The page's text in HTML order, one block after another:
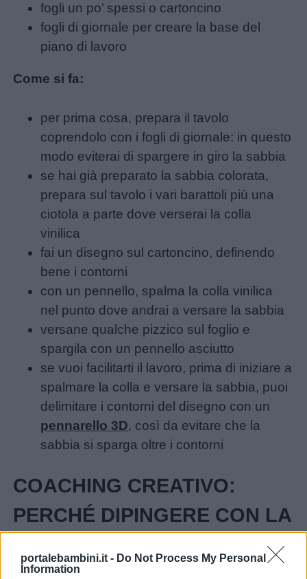
portalebambini.it - Do Not Process My Personal
Information
Lavoretti
Nomi
Nomi
femminili
Frasi
aforismi
Buongiorno
Buonanotte
Auguri
Barzellette
Educazione
positiva
fogli un po’ spessi o cartoncino
fogli di giornale per creare la base del
piano di lavoro
Come si fa:
per prima cosa, prepara il tavolo
coprendolo con i fogli di giornale: in questo
modo eviterai di spargere in giro la sabbia
se hai già preparato la sabbia colorata,
prepara sul tavolo i vari barattoli più una
ciotola a parte dove verserai la colla
vinilica
fai un disegno sul cartoncino, definendo
bene i contorni
con un pennello, spalma la colla vinilica
nel punto dove andrai a versare la sabbia
versane qualche pizzico sul foglio e
spargila con un pennello asciutto
se vuoi facilitarti il lavoro, prima di iniziare a
spalmare la colla e versare la sabbia, puoi
delimitare i contorni del disegno con un
pennarello 3D, così da evitare che la
sabbia si sparga oltre i contorni
COACHING CREATIVO:
PERCHÉ DIPINGERE CON LA